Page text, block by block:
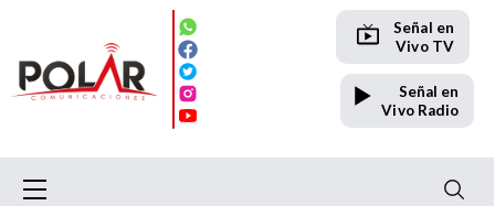
Señal en
Vivo TV
Señal en
Vivo Radio